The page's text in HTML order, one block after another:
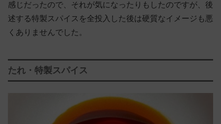
感じだったので、それが気になったりもしたのですが、後
述する特製スパイスを全投入した後は硬質なイメージも悪
くありませんでした。
たれ・特製スパイス